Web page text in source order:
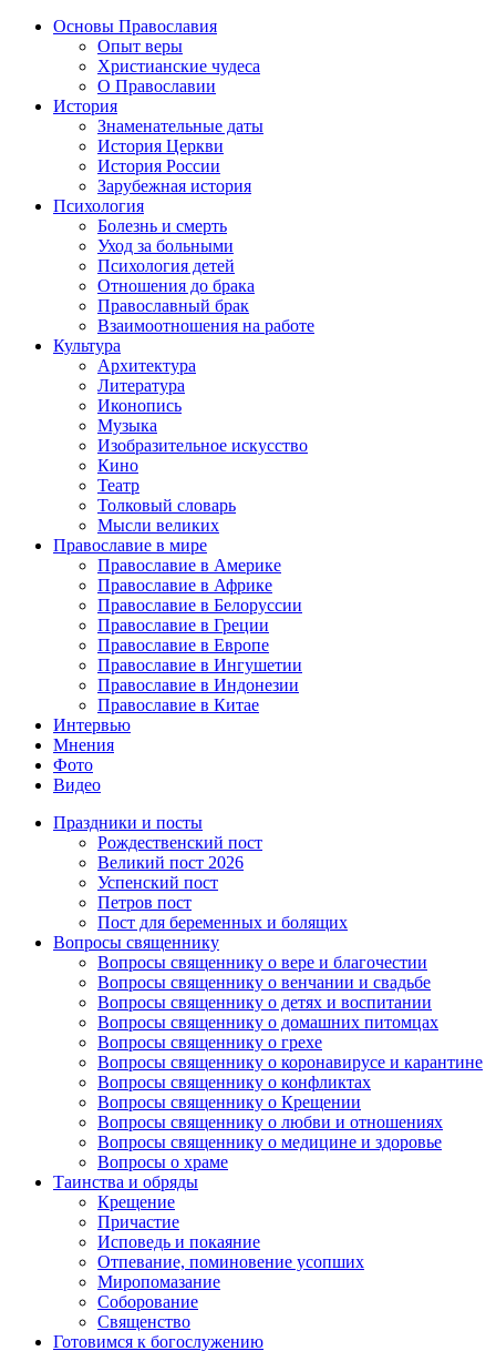
Основы Православия
Опыт веры
Христианские чудеса
О Православии
История
Знаменательные даты
История Церкви
История России
Зарубежная история
Психология
Болезнь и смерть
Уход за больными
Психология детей
Отношения до брака
Православный брак
Взаимоотношения на работе
Культура
Архитектура
Литература
Иконопись
Музыка
Изобразительное искусство
Кино
Театр
Толковый словарь
Мысли великих
Православие в мире
Православие в Америке
Православие в Африке
Православие в Белоруссии
Православие в Греции
Православие в Европе
Православие в Ингушетии
Православие в Индонезии
Православие в Китае
Интервью
Мнения
Фото
Видео
Праздники и посты
Рождественский пост
Великий пост 2026
Успенский пост
Петров пост
Пост для беременных и болящих
Вопросы священнику
Вопросы священнику о вере и благочестии
Вопросы священнику о венчании и свадьбе
Вопросы священнику о детях и воспитании
Вопросы священнику о домашних питомцах
Вопросы священнику о грехе
Вопросы священнику о коронавирусе и карантине
Вопросы священнику о конфликтах
Вопросы священнику о Крещении
Вопросы священнику о любви и отношениях
Вопросы священнику о медицине и здоровье
Вопросы о храме
Таинства и обряды
Крещение
Причастие
Исповедь и покаяние
Отпевание, поминовение усопших
Миропомазание
Соборование
Священство
Готовимся к богослужению